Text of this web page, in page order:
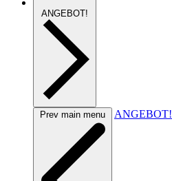
ANGEBOT!
Prev main menu ANGEBOT!